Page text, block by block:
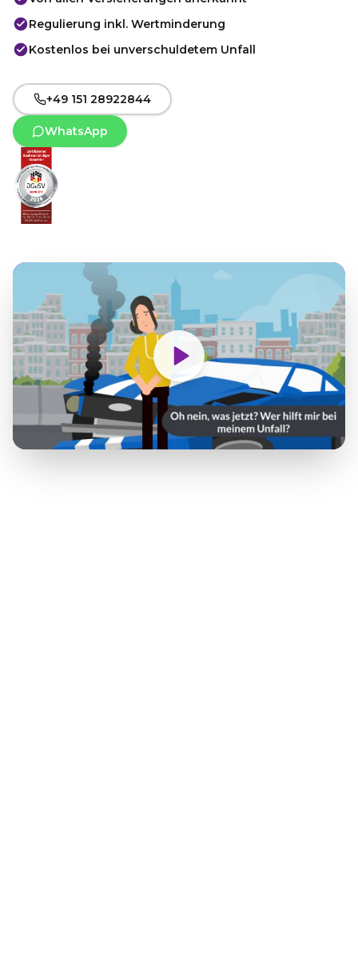
Regulierung inkl. Wertminderung
Kostenlos bei unverschuldetem Unfall
+49 151 28922844
WhatsApp